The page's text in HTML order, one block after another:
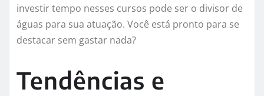
investir tempo nesses cursos pode ser o divisor de
águas para sua atuação. Você está pronto para se
destacar sem gastar nada?
Tendências e